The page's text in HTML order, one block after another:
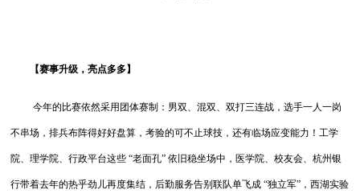
【赛事升级，亮点多多】
今年的比赛依然采用团体赛制：男双、混双、双打三连战，选手一人一岗
不串场，排兵布阵得好好盘算，考验的可不止球技，还有临场应变能力！工学
院、理学院、行政平台这些 “老面孔” 依旧稳坐场中，医学院、校友会、杭州银
行带着去年的热乎劲儿再度集结，后勤服务告别联队单飞成 “独立军”，西湖实验